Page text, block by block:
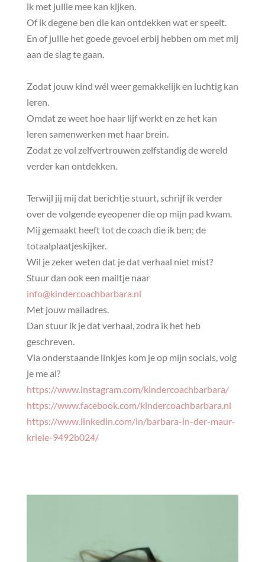
ik met jullie mee kan kijken.
Of ik degene ben die kan ontdekken wat er speelt.
En of jullie het goede gevoel erbij hebben om met mij
aan de slag te gaan.
Zodat jouw kind wél weer gemakkelijk en luchtig kan
leren.
Omdat ze weet hoe haar lijf werkt en ze het kan
leren samenwerken met haar brein.
Zodat ze vol zelfvertrouwen zelfstandig de wereld
verder kan ontdekken.
Terwijl jij mij dat berichtje stuurt, schrijf ik verder
over de volgende eyeopener die op mijn pad kwam.
Mij gemaakt heeft tot de coach die ik ben; de
totaalplaatjeskijker.
Wil je zeker weten dat je dat verhaal niet mist?
Stuur dan ook een mailtje naar
info@kindercoachbarbara.nl
Met jouw mailadres.
Dan stuur ik je dat verhaal, zodra ik het heb
geschreven.
Via onderstaande linkjes kom je op mijn socials, volg
je me al?
https://www.instagram.com/kindercoachbarbara/
https://www.facebook.com/kindercoachbarbara.nl
https://www.linkedin.com/in/barbara-in-der-maur-
kriele-9492b024/